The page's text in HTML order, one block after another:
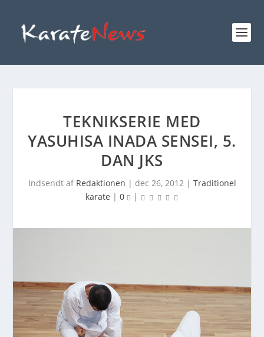
TEKNIKSERIE MED
YASUHISA INADA SENSEI, 5.
DAN JKS
Indsendt af Redaktionen | dec 26, 2012| Traditionel
karate | 0 |